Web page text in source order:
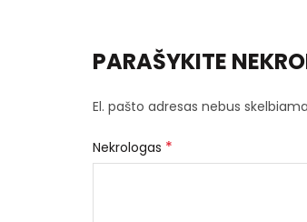
PARAŠYKITE
El. pašto adresas nebus
Nekrologas *